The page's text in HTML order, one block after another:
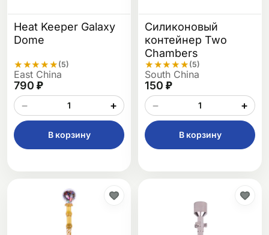
Heat Keeper Galaxy
Dome
★★★★★ (5)
East China
790 ₽
−
+
В корзину
Силиконовый
контейнер Two
Chambers
★★★★★ (5)
South China
150 ₽
−
+
В корзину